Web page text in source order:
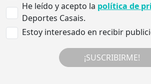
He leído y acepto la política de
Deportes Casais.
Estoy interesado en recibir
¡SUSCRIBIRME!